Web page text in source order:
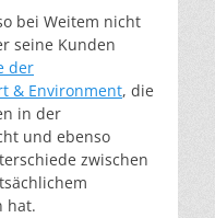
bei Weitem nicht
seine Kunden
der
& Environment, die
in der
und ebenso
zwischen
hat.